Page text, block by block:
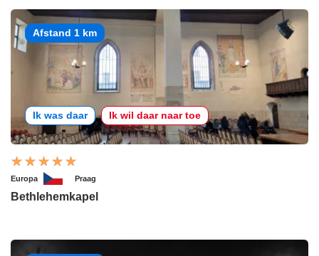
Afstand 1 km
Ik was daar Ik wil daar naar toe
Europa Praag
Bethlehemkapel